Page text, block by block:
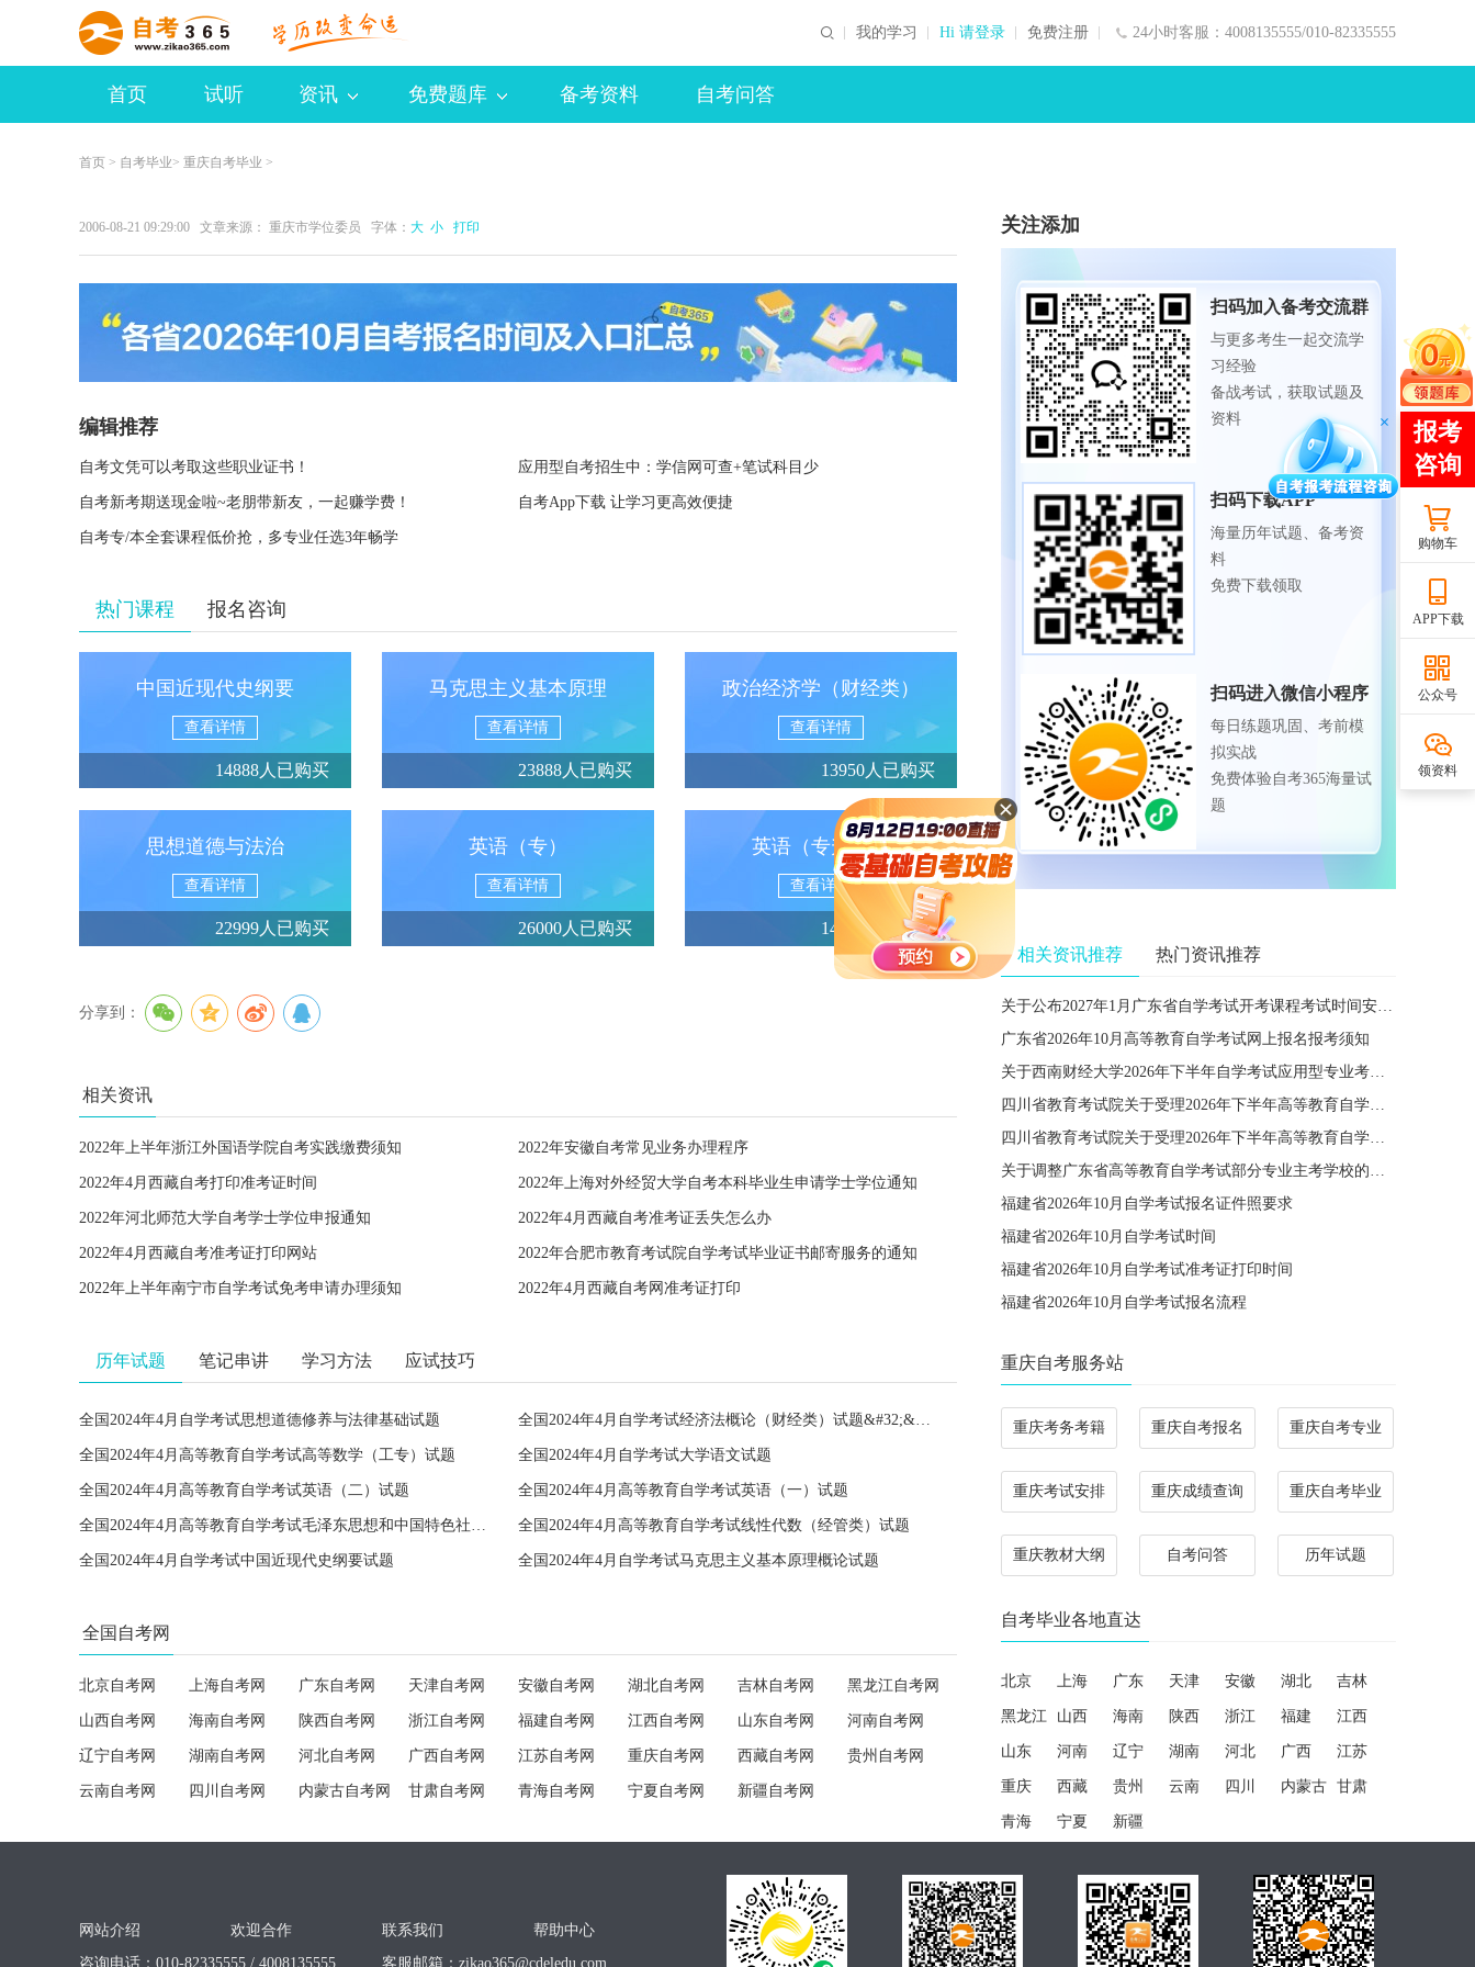
24小时客服：4008135555/010-82335555
我的学习 Hi 请登录 免费注册
首页 试听 资讯 免费题库 备考资料 自考问答
首页 > 自考毕业> 重庆自考毕业 >
2006-08-21 09:29:00 文章来源： 重庆市学位委员 字体： 大 小 打印
编辑推荐
自考文凭可以考取这些职业证书！ 应用型自考招生中：学信网可查+笔试科目少
自考新考期送现金啦~老朋带新友，一起赚学费！ 自考App下载 让学习更高效便捷
自考专/本全套课程低价抢，多专业任选3年畅学
热门课程 报名咨询
中国近现代史纲要
查看详情
14888人已购买
马克思主义基本原理
查看详情
23888人已购买
政治经济学（财经类）
查看详情
13950人已购买
思想道德与法治
查看详情
22999人已购买
英语（专）
查看详情
26000人已购买
英语（专升本）
查看详情
14688人已购买
分享到：
相关资讯
2022年上半年浙江外国语学院自考实践缴费须知 2022年安徽自考常见业务办理程序
2022年4月西藏自考打印准考证时间 2022年上海对外经贸大学自考本科毕业生申请学士学位通知
2022年河北师范大学自考学士学位申报通知 2022年4月西藏自考准考证丢失怎么办
2022年4月西藏自考准考证打印网站 2022年合肥市教育考试院自学考试毕业证书邮寄服务的通知
2022年上半年南宁市自学考试免考申请办理须知 2022年4月西藏自考网准考证打印
历年试题 笔记串讲 学习方法 应试技巧
全国2024年4月自学考试思想道德修养与法律基础试题 全国2024年4月自学考试经济法概论（财经类）试题&#32;&#32;
全国2024年4月高等教育自学考试高等数学（工专）试题 全国2024年4月自学考试大学语文试题
全国2024年4月高等教育自学考试英语（二）试题 全国2024年4月高等教育自学考试英语（一）试题
全国2024年4月高等教育自学考试毛泽东思想和中国特色社会主义理论体系概论试题 全国2024年4月高等教育自学考试线性代数（经管类）试题
全国2024年4月自学考试中国近现代史纲要试题 全国2024年4月自学考试马克思主义基本原理概论试题
全国自考网
北京自考网 上海自考网 广东自考网 天津自考网 安徽自考网 湖北自考网 吉林自考网 黑龙江自考网
山西自考网 海南自考网 陕西自考网 浙江自考网 福建自考网 江西自考网 山东自考网 河南自考网
辽宁自考网 湖南自考网 河北自考网 广西自考网 江苏自考网 重庆自考网 西藏自考网 贵州自考网
云南自考网 四川自考网 内蒙古自考网 甘肃自考网 青海自考网 宁夏自考网 新疆自考网
关注添加
扫码加入备考交流群
与更多考生一起交流学
习经验
备战考试，获取试题及
资料
扫码下载APP
海量历年试题、备考资
料
免费下载领取
扫码进入微信小程序
每日练题巩固、考前模
拟实战
免费体验自考365海量试
题
相关资讯推荐 热门资讯推荐
关于公布2027年1月广东省自学考试开考课程考试时间安排和使用教材的通知
广东省2026年10月高等教育自学考试网上报名报考须知
关于西南财经大学2026年下半年自学考试应用型专业考籍更改办理的通知
四川省教育考试院关于受理2026年下半年高等教育自学考试省际转考申请的通告
四川省教育考试院关于受理2026年下半年高等教育自学考试考籍更改申请的通告
关于调整广东省高等教育自学考试部分专业主考学校的通知
福建省2026年10月自学考试报名证件照要求
福建省2026年10月自学考试时间
福建省2026年10月自学考试准考证打印时间
福建省2026年10月自学考试报名流程
重庆自考服务站
重庆考务考籍 重庆自考报名 重庆自考专业
重庆考试安排 重庆成绩查询 重庆自考毕业
重庆教材大纲 自考问答 历年试题
自考毕业各地直达
北京 上海 广东 天津 安徽 湖北 吉林
黑龙江 山西 海南 陕西 浙江 福建 江西
山东 河南 辽宁 湖南 河北 广西 江苏
重庆 西藏 贵州 云南 四川 内蒙古 甘肃
青海 宁夏 新疆
购物车
APP下载
公众号
领资料
网站介绍 欢迎合作 联系我们
帮助中心
咨询电话：010-82335555 / 4008135555
客服邮箱： zikao365@cdeledu.com